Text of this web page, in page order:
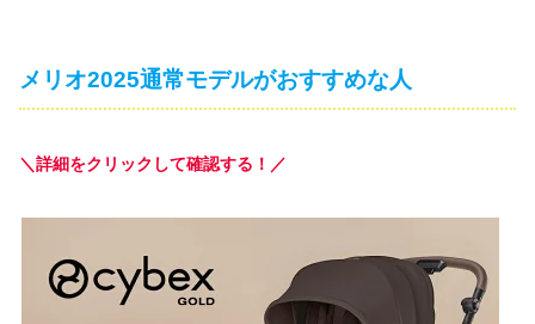
メリオ2025通常モデルがおすすめな人
＼詳細をクリックして確認する！／